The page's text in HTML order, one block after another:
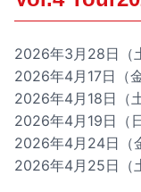
2026年3月28日（
2026年4月17日（
2026年4月18日（
2026年4月19日（
2026年4月24日（
2026年4月25日（